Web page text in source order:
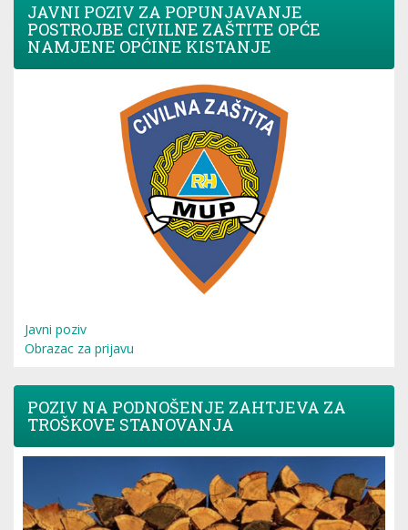
JAVNI POZIV ZA POPUNJAVANJE
POSTROJBE CIVILNE ZAŠTITE OPĆE
NAMJENE OPĆINE KISTANJE
Javni poziv
Obrazac za prijavu
POZIV NA PODNOŠENJE ZAHTJEVA ZA
TROŠKOVE STANOVANJA